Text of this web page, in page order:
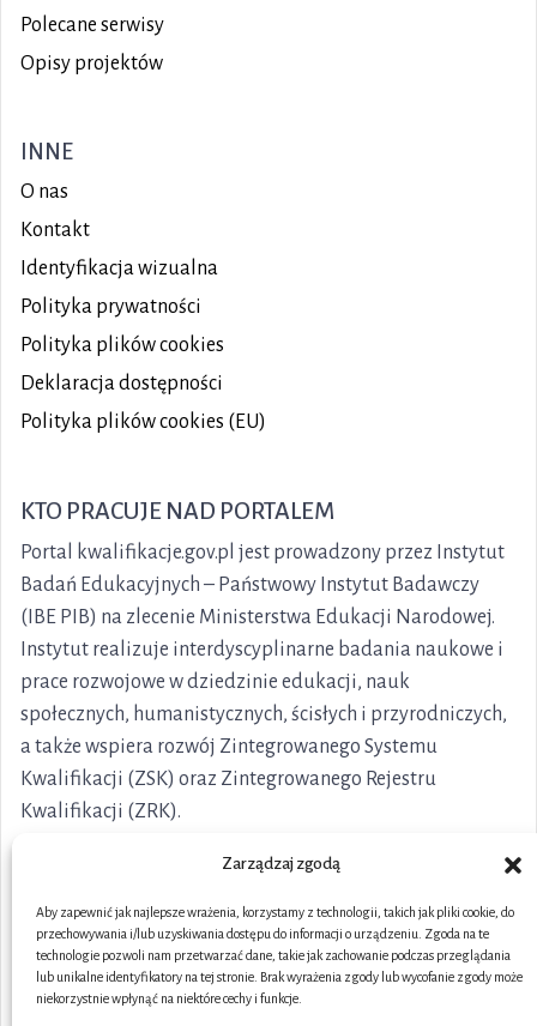
Zarządzaj zgodą
Aby zapewnić jak najlepsze wrażenia, korzystamy z technologii, takich jak pliki cookie, do
przechowywania i/lub uzyskiwania dostępu do informacji o urządzeniu. Zgoda na te
technologie pozwoli nam przetwarzać dane, takie jak zachowanie podczas przeglądania
lub unikalne identyfikatory na tej stronie. Brak wyrażenia zgody lub wycofanie zgody może
niekorzystnie wpłynąć na niektóre cechy i funkcje.
Polecane serwisy
Opisy projektów
INNE
O nas
Kontakt
Identyfikacja wizualna
Polityka prywatności
Polityka plikówcookies
Deklaracja dostępności
Polityka plików cookies (EU)
KTO PRACUJE NAD PORTALEM
Portal kwalifikacje.gov.pl jest prowadzony przez Instytut
Badań Edukacyjnych – Państwowy Instytut Badawczy
(IBE PIB) na zlecenie Ministerstwa Edukacji Narodowej.
Instytut realizuje interdyscyplinarne badania naukowe i
prace rozwojowe w dziedzinie edukacji, nauk
społecznych, humanistycznych, ścisłych i przyrodniczych,
a także wspiera rozwój Zintegrowanego Systemu
Kwalifikacji (ZSK) oraz Zintegrowanego Rejestru
Kwalifikacji (ZRK).